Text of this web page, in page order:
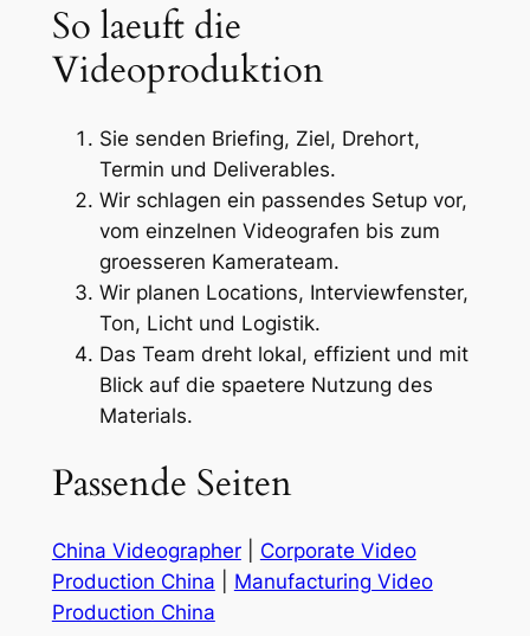
So laeuft die
Videoproduktion
Sie senden Briefing, Ziel, Drehort,
Termin und Deliverables.
Wir schlagen ein passendes Setup vor,
vom einzelnen Videografen bis zum
groesseren Kamerateam.
Wir planen Locations, Interviewfenster,
Ton, Licht und Logistik.
Das Team dreht lokal, effizient und mit
Blick auf die spaetere Nutzung des
Materials.
Passende Seiten
China Videographer| Corporate Video
Production China
Manufacturing Video
Production China